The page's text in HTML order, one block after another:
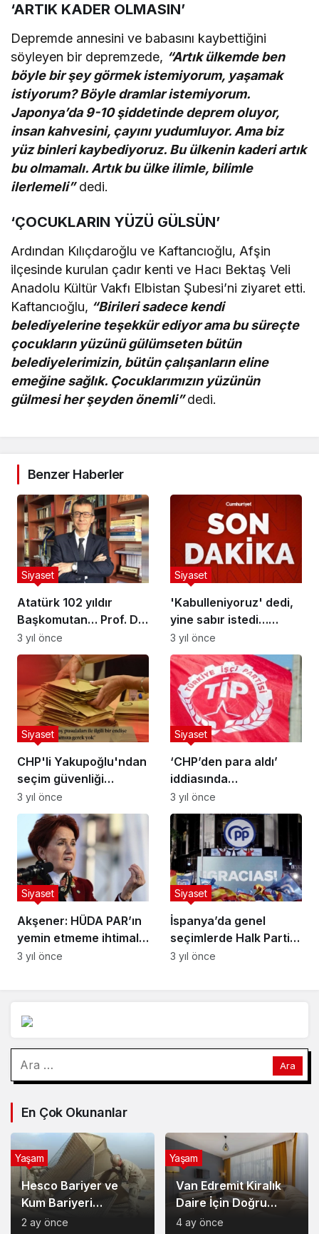
‘ARTIK KADER OLMASIN’
Depremde annesini ve babasını kaybettiğini
söyleyen bir depremzede, “Artık ülkemde ben
böyle bir şey görmek istemiyorum, yaşamak
istiyorum? Böyle dramlar istemiyorum.
Japonya’da 9-10 şiddetinde deprem oluyor,
insan kahvesini, çayını yudumluyor. Ama biz
yüz binleri kaybediyoruz. Bu ülkenin kaderi artık
bu olmamalı. Artık bu ülke ilimle, bilimle
ilerlemeli”dedi.
‘ÇOCUKLARIN YÜZÜ GÜLSÜN’
Ardından Kılıçdaroğlu ve Kaftancıoğlu, Afşin
ilçesinde kurulan çadır kenti ve Hacı Bektaş Veli
Anadolu Kültür Vakfı Elbistan Şubesi’ni ziyaret etti.
Kaftancıoğlu, “Birileri sadece kendi
belediyelerine teşekkür ediyor ama bu süreçte
çocukların yüzünü gülümseten bütün
belediyelerimizin, bütün çalışanların eline
emeğine sağlık. Çocuklarımızın yüzünün
gülmesi her şeyden önemli” dedi.
Benzer Haberler
Atatürk 102 yıldır
Başkomutan… Prof. Dr.
Hakkı Uyar:
'Kurtuluş'un yolunu
Siyaset
3 yıl önce
'Kabulleniyoruz' dedi,
yine sabır istedi…
Erdoğan 'enflasyon'
için tarih verdi
Siyaset
3 yıl önce
CHP'li Yakupoğlu'ndan
seçim güvenliği
açıklaması: 'Korku
dünyasına gerek yok,
sandığın takipçisiyiz'
Siyaset
3 yıl önce
‘CHP’den para aldı’
iddiasında
bulunulmuştu: TİP’ten
açıklama geldi
Siyaset
3 yıl önce
Akşener: HÜDA PAR’ın
yemin etmeme ihtimali
nedeniyle mazbatalar
Siyaset
3 yıl önce
İspanya’da genel
seçimlerde Halk Partisi
birinci parti oldu
Siyaset
3 yıl önce
En Çok Okunanlar
Hesco Bariyer ve
Kum Bariyeri
Çözümlerinin
2 ay önce
Yaşam
Van Edremit Kiralık
Daire İçin Doğru
Semt Nasıl Seçilir?
4 ay önce
Yaşam